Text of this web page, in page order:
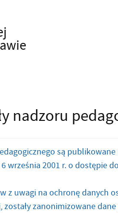
nadzoru
są
września 2001 r. o dostępie
z uwagi na ochronę danych
zanonimizowane